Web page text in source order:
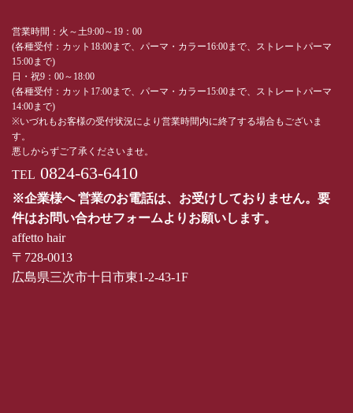
営業時間：火～土9:00～19：00
(各種受付：カット18:00まで、パーマ・カラー16:00まで、ストレートパーマ
15:00まで)
日・祝9：00～18:00
(各種受付：カット17:00まで、パーマ・カラー15:00まで、ストレートパーマ
14:00まで)
※いづれもお客様の受付状況により営業時間内に終了する場合もございま
す。
悪しからずご了承くださいませ。
TEL 0824-63-6410
※企業様へ 営業のお電話は、お受けしておりません。要
件はお問い合わせフォームよりお願いします。
affetto hair
〒728-0013
広島県三次市十日市東1-2-43-1F